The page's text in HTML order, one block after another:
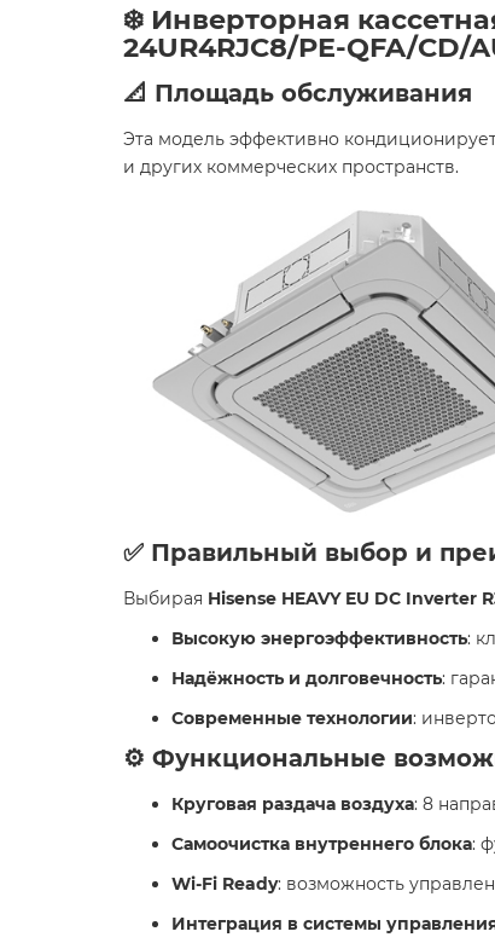
❄️ Инверторная
24UR4RJC8/PE-QFA/CD/
📐 Площадь обслуживания
Эта модель эффективно
и других коммерческих пространств.
✅ Правильный выбор и
Выбирая Hisense HEAVY EU DC Inverter
Высокую энергоэффективность:
Надёжность и долговечность:
Современные технологии:
⚙️ Функциональные
Круговая раздача воздуха: 8
Самоочистка внутреннего блока:
Wi-Fi Ready: возможность
Интеграция в системы